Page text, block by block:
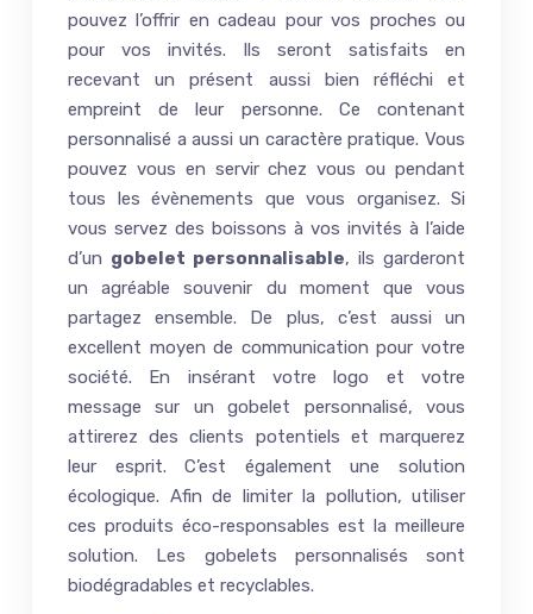
pouvez l’offrir en cadeau pour vos proches ou
pour vos invités. Ils seront satisfaits en
recevant un présent aussi bien réfléchi et
empreint de leur personne. Ce contenant
personnalisé a aussi un caractère pratique. Vous
pouvez vous en servir chez vous ou pendant
tous les évènements que vous organisez. Si
vous servez des boissons à vos invités à l’aide
d’un gobelet personnalisable, ils garderont
un agréable souvenir du moment que vous
partagez ensemble. De plus, c’est aussi un
excellent moyen de communication pour votre
société. En insérant votre logo et votre
message sur un gobelet personnalisé, vous
attirerez des clients potentiels et marquerez
leur esprit. C’est également une solution
écologique. Afin de limiter la pollution, utiliser
ces produits éco-responsables est la meilleure
solution. Les gobelets personnalisés sont
biodégradables et recyclables.